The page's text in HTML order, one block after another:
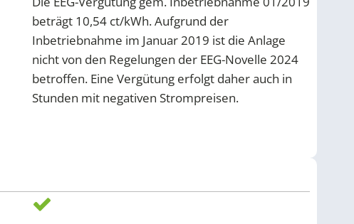
beträgt 10,54 ct/kWh. Aufgrund der
Inbetriebnahme im Januar 2019 ist die Anlage
nicht von den Regelungen der EEG-Novelle 2024
betroffen. Eine Vergütung erfolgt daher auch in
Stunden mit negativen Strompreisen.